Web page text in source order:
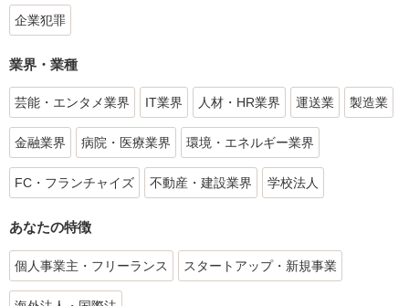
企業犯罪
業界・業種
芸能・エンタメ業界 IT業界 人材・HR業界 運送業 製造業
金融業界 病院・医療業界 環境・エネルギー業界
FC・フランチャイズ 不動産・建設業界 学校法人
あなたの特徴
個人事業主・フリーランス スタートアップ・新規事業